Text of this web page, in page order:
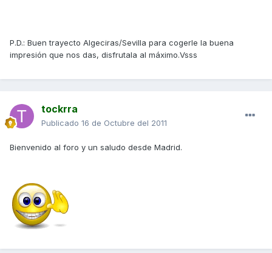
P.D.: Buen trayecto Algeciras/Sevilla para cogerle la buena
impresión que nos das, disfrutala al máximo.Vsss
tockrra
Publicado 16 de Octubre del 2011
Bienvenido al foro y un saludo desde Madrid.